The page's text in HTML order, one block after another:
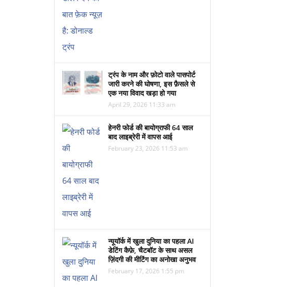
ट्रंप के नाम और फ़ोटो वाले पासपोर्ट
जारी करने की घोषणा, इस फ़ैसले से
एक नया विवाद खड़ा हो गया
April 29, 2026 11:33 am
हेनरी फोर्ड की बायोग्राफी 64 साल
बाद लाइब्रेरी में वापस आई
February 23, 2026 11:53 am
न्यूयॉर्क में खुला दुनिया का पहला AI
डेटिंग कैफ़े, चैटबॉट के साथ असल
ज़िंदगी की मीटिंग का अनोखा अनुभव
February 17, 2026 1:55 pm